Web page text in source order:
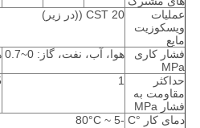
عملیات
ویسکوزیت
مایع
20 CST ((در زیر)
فشار کاری
MPa
هوا، آب، نفت، گاز: 0~0.7
حداکثر
مقاومت به
فشار MPa
1
دمای کار °C
-5 ~ 80°C